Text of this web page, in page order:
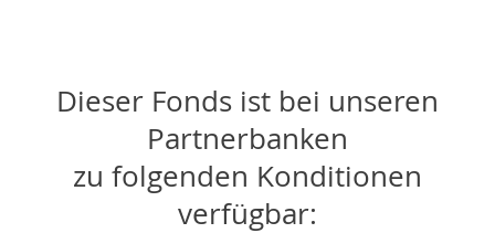
Dieser Fonds ist bei unseren
Partnerbanken
zu folgenden Konditionen
verfügbar: